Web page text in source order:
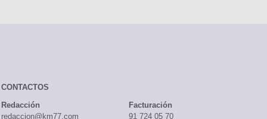
CONTACTOS
Redacción
redaccion@km77.com
Facturación
91 724 05 70